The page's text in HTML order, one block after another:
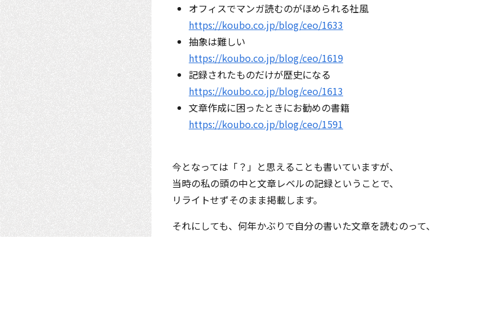
オフィスでマンガ読むのがほめられる社風
https://koubo.co.jp/blog/ceo/1633
抽象は難しい
https://koubo.co.jp/blog/ceo/1619
記録されたものだけが歴史になる
https://koubo.co.jp/blog/ceo/1613
文章作成に困ったときにお勧めの書籍
https://koubo.co.jp/blog/ceo/1591
今となっては「？」と思えることも書いていますが、
当時の私の頭の中と文章レベルの記録ということで、
リライトせずそのまま掲載します。
それにしても、何年かぶりで自分の書いた文章を読むのって、